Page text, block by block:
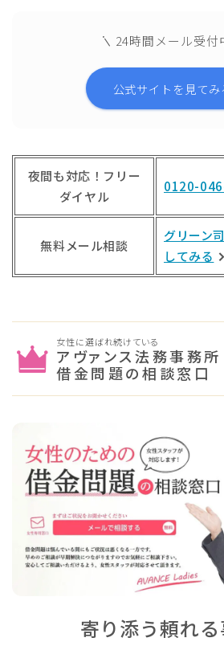
24時間メール受付
公式サイトを見てみ
夜間も対応！フリー
ダイヤル
0120-
無料メール相談
グリーン
してみる
女性に選ばれ続けている
アヴァンス法務事務
借金問題の相談窓口
寄り添う頼れ